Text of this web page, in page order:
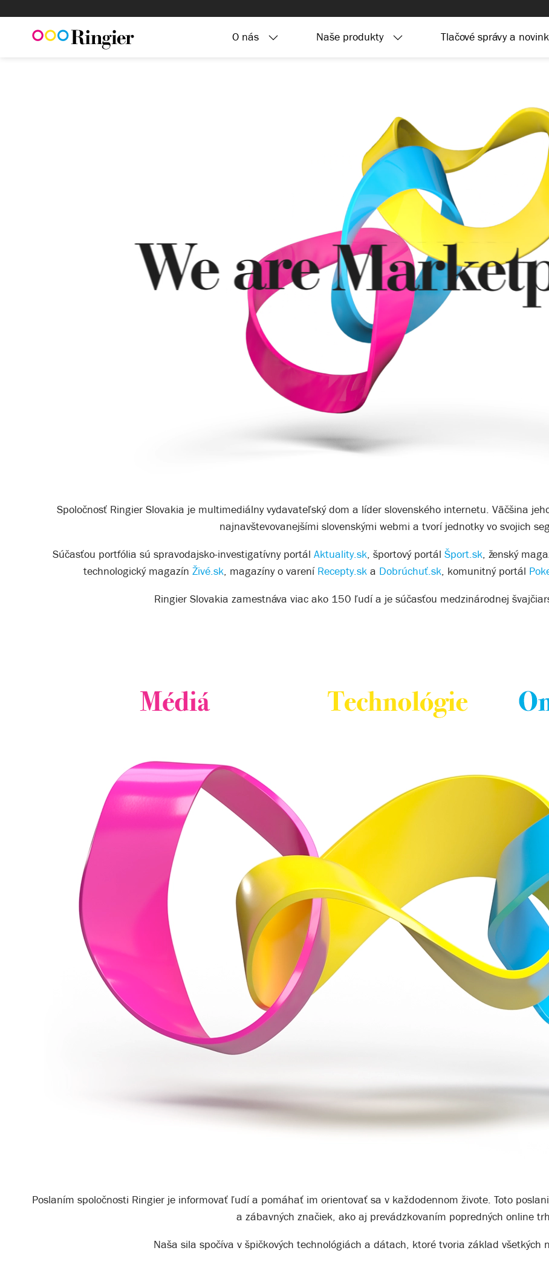
O nás Naše produkty Tlačové správy a
Spoločnosť Ringier Slovakia je multimediálny vydavateľský dom a líder slovenského internetu. Väčšina
najnavštevovanejšími slovenskými webmi a tvorí jednotky vo svojich
Súčasťou portfólia sú spravodajsko-investigatívny portál Aktuality.sk, športový portál Šport.sk, ženský
technologický magazín Živé.sk, magazíny o varení Recepty.ska Dobrúchuť.sk, komunitný portál
Ringier Slovakia zamestnáva viac ako 150 ľudí a je súčasťou medzinárodnej
Poslaním spoločnosti Ringier je informovať ľudí a pomáhať im orientovať sa v každodennom živote. Toto
a zábavných značiek, ako aj prevádzkovaním popredných online
Naša sila spočíva v špičkových technológiách a dátach, ktoré tvoria základ všetkých